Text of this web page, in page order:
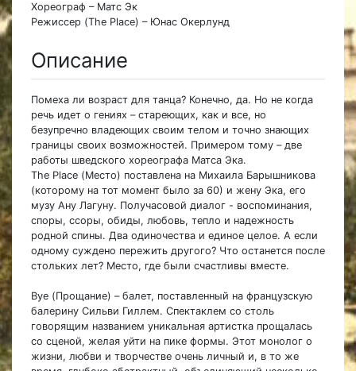
Хореограф – Матс Эк
Режиссер (The Place) – Юнас Окерлунд
Описание
Помеха ли возраст для танца? Конечно, да. Но не когда
речь идет о гениях – стареющих, как и все, но
безупречно владеющих своим телом и точно знающих
границы своих возможностей. Примером тому – две
работы шведского хореографа Матса Эка.
The Place (Место) поставлена на Михаила Барышникова
(которому на тот момент было за 60) и жену Эка, его
музу Ану Лагуну. Получасовой диалог - воспоминания,
споры, ссоры, обиды, любовь, тепло и надежность
родной спины. Два одиночества и единое целое. А если
одному суждено пережить другого? Что останется после
стольких лет? Место, где были счастливы вместе.
Bye (Прощание) – балет, поставленный на французскую
балерину Сильви Гиллем. Спектаклем со столь
говорящим названием уникальная артистка прощалась
со сценой, желая уйти на пике формы. Этот монолог о
жизни, любви и творчестве очень личный и, в то же